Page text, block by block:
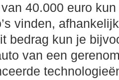
40.000 euro
vinden,
bedrag kun je
van een